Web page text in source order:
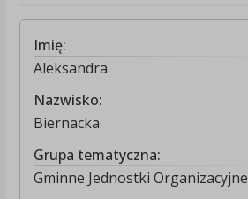
Imię:
Aleksandra
Nazwisko:
Biernacka
Grupa tematyczna:
Gminne Jednostki Organizacyjne